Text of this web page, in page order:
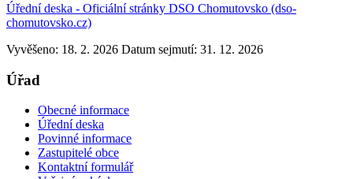
Úřední deska - Oficiální stránky DSO Chomutovsko (dso-
chomutovsko.cz)
Vyvěšeno: 18. 2. 2026 Datum sejmutí: 31. 12. 2026
Úřad
Obecné informace
Úřední deska
Povinné informace
Zastupitelé obce
Kontaktní formulář